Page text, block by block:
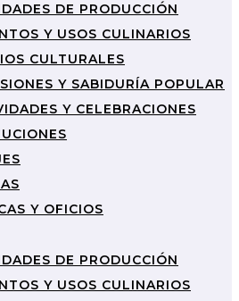
DE PRODUCCIÓN
Y USOS CULINARIOS
CULTURALES
Y SABIDURÍA POPULAR
Y CELEBRACIONES
Y OFICIOS
DE PRODUCCIÓN
Y USOS CULINARIOS